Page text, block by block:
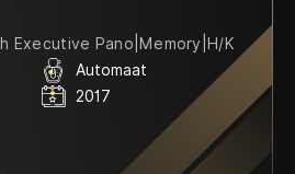
Executive Pano|Memory|H/K
Automaat
2017